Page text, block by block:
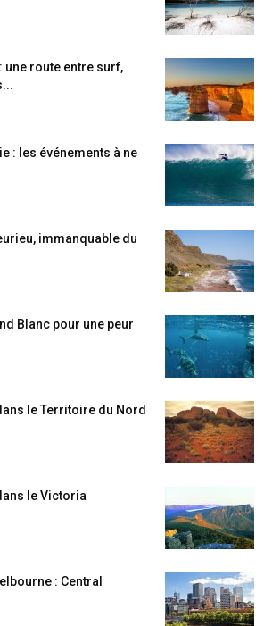
une route entre surf,
: les événements à ne
immanquable du
Blanc pour une peur
le Territoire du Nord
le Victoria
: Central